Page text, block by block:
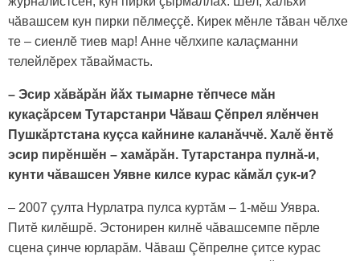
чăвашсем кун пирки пӗлмеççӗ. Кирек мӗнле тăван чӗлхе
те – сиенлӗ тиев мар! Анне чӗлхипе калаçманни
телейлӗрех тăваймасть.
– Эсир хăвăрăн йăх тымарне тӗпчесе мăн
кукаçăрсем Тутарстанри Чăваш Çӗпрел ялӗнчен
Пушкăртстана куçса кайнине каланăччӗ. Халӗ ӗнтӗ
эсир пирӗншӗн – хамăрăн. Тутарстанра пулнă-и,
кунти чăвашсен Уявне килсе курас кăмăл çук-и?
– 2007 çулта Нурлатра пулса куртăм – 1-мӗш Уявра.
Питӗ килӗшрӗ. Эстонирен килнӗ чăвашсемпе пӗрле
сцена çинче юрларăм. Чăваш Çӗпрелне çитсе курас